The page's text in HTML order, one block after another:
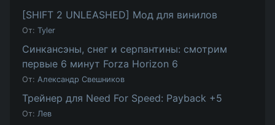
[SHIFT 2 UNLEASHED] Мод для винилов
От: Tyler
Синкансэны, снег и серпантины: смотрим
первые 6 минут Forza Horizon 6
От: Александр Свешников
Трейнер для Need For Speed: Payback +5
От: Лев